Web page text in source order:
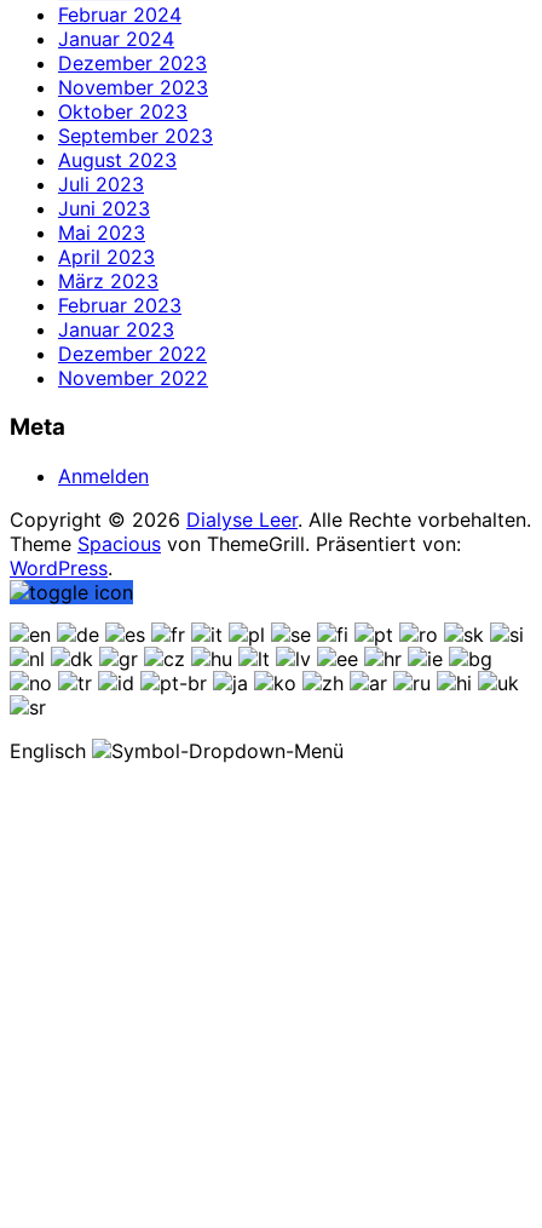
Februar 2024
Januar 2024
Dezember 2023
November 2023
Oktober 2023
September 2023
August 2023
Juli 2023
Juni 2023
Mai 2023
April 2023
März 2023
Februar 2023
Januar 2023
Dezember 2022
November 2022
Meta
Anmelden
Copyright © 2026 Dialyse Leer. Alle Rechte vorbehalten.
Theme Spacious von ThemeGrill. Präsentiert von:
WordPress.
Englisch